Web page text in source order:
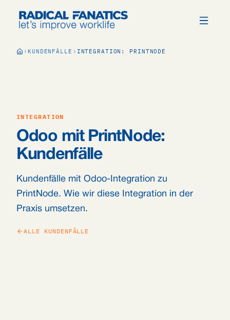
KUNDENFÄLLE INTEGRATION: PRINTNODE
INTEGRATION
Odoo mit PrintNode:
Kundenfälle
Kundenfälle mit Odoo-Integration zu
PrintNode. Wie wir diese Integration in der
Praxis umsetzen.
ALLE KUNDENFÄLLE